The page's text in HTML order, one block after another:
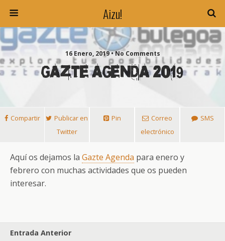
Aizu!
16 Enero, 2019 • No Comments
GAZTE AGENDA 2019
Compartir
Publicar en
Twitter
Pin
Correo
electrónico
SMS
Aquí os dejamos la Gazte Agenda para enero y
febrero con muchas actividades que os pueden
interesar.
Entrada Anterior